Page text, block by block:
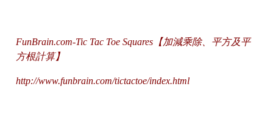
FunBrain.com-Tic Tac Toe Squares【加減乘除、平方及平
方根計算】
http://www.funbrain.com/tictactoe/index.html